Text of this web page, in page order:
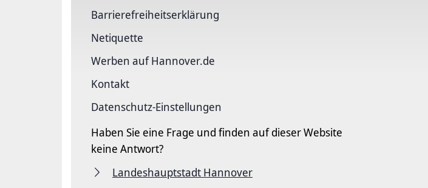
Barriere­freiheits­erklärung
Netiquette
Werben auf Hannover.de
Kontakt
Datenschutz-Einstellungen
Haben Sie eine Frage und finden auf dieser Website
keine Antwort?
Landeshauptstadt Hannover